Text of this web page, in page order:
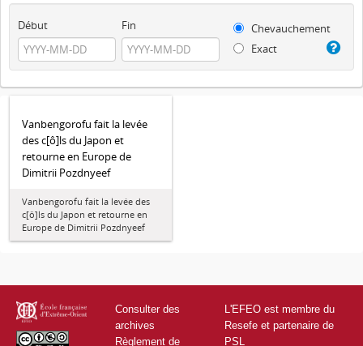
Début Fin
Chevauchement
Exact
Vanbengorofu fait la levée
des c[ô]ls du Japon et
retourne en Europe de
Dimitrii Pozdnyeef
Vanbengorofu fait la levée des
c[ô]ls du Japon et retourne en
Europe de Dimitrii Pozdnyeef
Consulter des
archives
Règlement de
L'EFEO est membre du
Resefe et partenaire de
PSL